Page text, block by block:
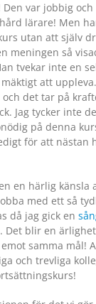
Den var jobbig
lärare! Men
utan att själv
meningen så
tvekar inte en
att
det tar på
Jag tycker inte
på denna
för att nästan
en härlig känsla
med ett så
då jag gick en
Det blir en
samma mål!
och trevliga